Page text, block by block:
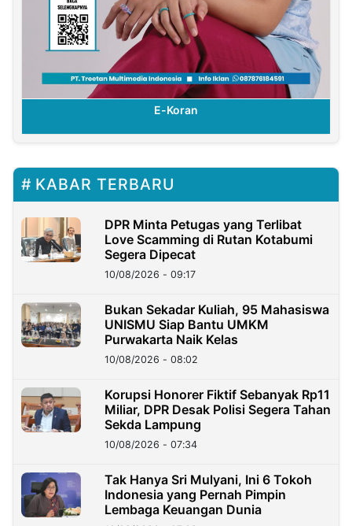
E-Koran
KABAR TERBARU
DPR Minta Petugas yang Terlibat
Love Scamming di Rutan Kotabumi
Segera Dipecat
10/08/2026 - 09:17
Bukan Sekadar Kuliah, 95 Mahasiswa
UNISMU Siap Bantu UMKM
Purwakarta Naik Kelas
10/08/2026 - 08:02
Korupsi Honorer Fiktif Sebanyak Rp11
Miliar, DPR Desak Polisi Segera Tahan
Sekda Lampung
10/08/2026 - 07:34
Tak Hanya Sri Mulyani, Ini 6 Tokoh
Indonesia yang Pernah Pimpin
Lembaga Keuangan Dunia